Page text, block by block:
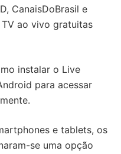
CanaisDoBrasil e
ao vivo gratuitas
instalar o Live
para acessar
e tablets, os
se uma opção